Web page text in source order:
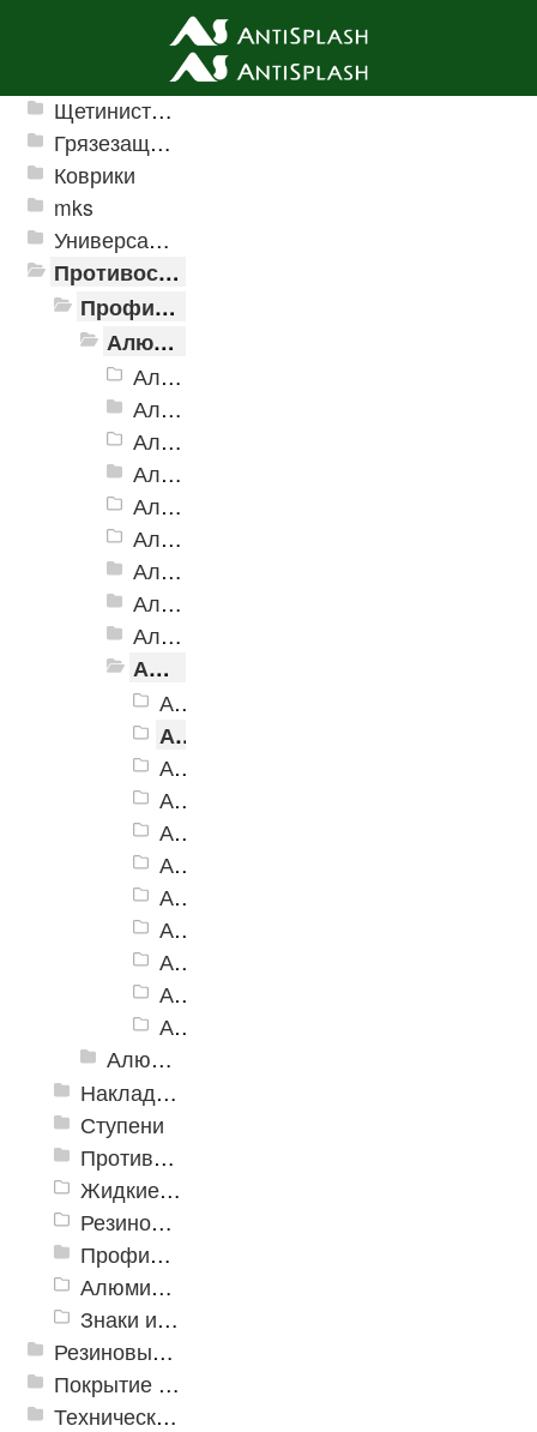
Ячеистые грязезащитные покрытия
Щетинистые покрытия
Грязезащитные, влаговпитывающие покрытия
Коврики
mks
Универсальные модульные покрытия
Противоскользящая защита для лестниц, профили, ленты
Профили алюминиевые с резиновой вставкой
Алюминиевая полоса с резиновыми вставками
Алюминиевая Полоса с резиновой вставкой АП-32 Евро, 2500мм
Алюминиевая Полоса с резиновой вставкой АП-40
Алюминиевая Полоса с резиновой вставкой АП-42 Евро, 2500мм
Алюминиевая Полоса с резиновой вставкой АП-46
Алюминиевая Полоса АП-46 (с клеевой основой)
Алюминиевая полоса с двумя резиновыми вставками АП-72
Алюминиевая Полоса с двумя резиновыми вставками АП-70
Алюминиевая Полоса с двумя резиновыми вставками АП-86 Премиум
Алюминиевая Полоса с тремя резиновыми вставками АП-100
Алюминиевая Полоса с пятью резиновыми вставками АП-162
Алюминиевая Полоса АП-162, черная
Алюминиевая Полоса АП-162, темно-коричневый
Алюминиевая Полоса АП-162, коричневый
Алюминиевая Полоса АП-162, серый
Алюминиевая Полоса АП-162, бежевый
Алюминиевая Полоса АП-162, желтый
Алюминиевая Полоса АП-162, белый
Алюминиевая Полоса АП-162, голубой
Алюминиевая Полоса АП-162, синий
Алюминиевая Полоса АП-162, красный
Алюминиевая Полоса АП-162, зеленый
Алюминиевый угол-порог с резиновой вставкой
Накладки противоскользящие резиновые
Ступени
Противоскользящие ленты
Жидкие противоскользящие средства
Резиновый профиль с алюминиевой вставкой «NoSlip»
Профили закладные
Алюминиевый профиль для ленты
Знаки из полистирола для разметки пола
Резиновые и ПВХ дорожки
Покрытие из резиновой крошки
Техническая резина